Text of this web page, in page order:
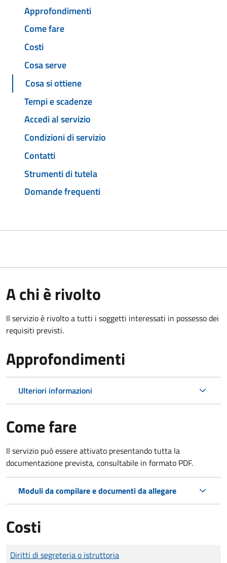
Approfondimenti
Come fare
Costi
Cosa serve
Cosa si ottiene
Tempi e scadenze
Accedi al servizio
Condizioni di servizio
Contatti
Strumenti di tutela
Domande frequenti
A chi è rivolto
Il servizio è rivolto a tutti i soggetti interessati in possesso dei
requisiti previsti.
Approfondimenti
Ulteriori informazioni
Come fare
Il servizio può essere attivato presentando tutta la
documentazione prevista, consultabile in formato PDF.
Moduli da compilare e documenti da allegare
Costi
Tipo di pagamento
Importo
Diritti di segreteria o istruttoria